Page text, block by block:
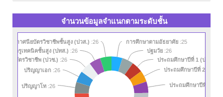
จำนวนข้อมูลจำแนกตามระดับชั้น
การศึกษาตามอัธยาศัย :25
ปฐมวัย :26
ประถมศึกษาปีที่ 1 (ป. 1)
ประถมศึกษาปีที่ 2 (ป. 2)
ประถมศึกษาปีที่ 3 (ป.
ปริญญาโท :26
ปริญญาเอก :26
าศนียบัตรวิชาชีพ (ปวช.) :26
ยบัตรครูเทคนิคชั้นสูง (ปทส.) :26
ประกาศนียบัตรวิชาชีพชั้นสูง (ปวส.) :26